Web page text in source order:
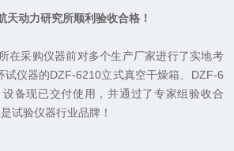
天动力研究所顺利验收合格！
在采购仪器前对多个生产厂家进行了实地考
试仪器的DZF-6210立式真空干燥箱、DZF-6
备现已交付使用，并通过了专家组验收合
试验仪器行业品牌！